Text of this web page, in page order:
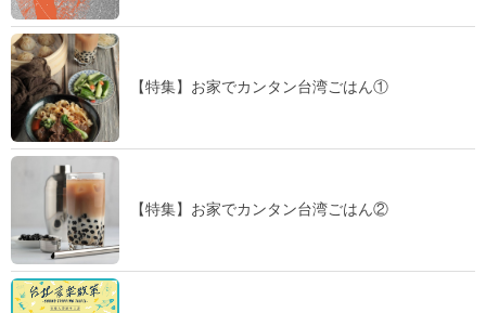
【特集】お家でカンタン台湾ごはん①
【特集】お家でカンタン台湾ごはん②